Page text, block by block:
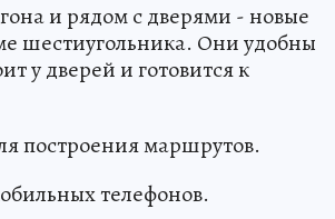
и рядом с дверями - новые
шестиугольника. Они удобны
у дверей и готовится к
построения маршрутов.
телефонов.